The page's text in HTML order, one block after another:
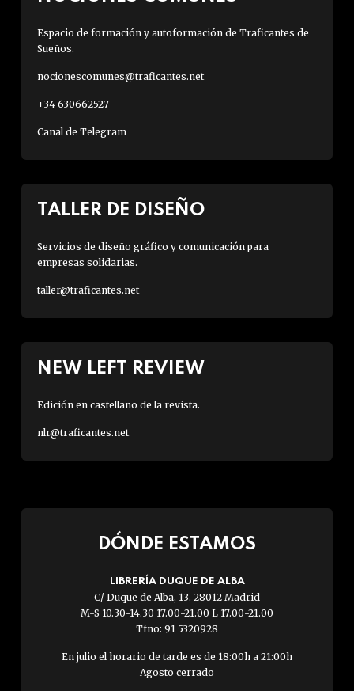
Espacio de formación y autoformación de Traficantes de
Sueños.
nocionescomunes@traficantes.net
+34 630662527
Canal de Telegram
TALLER DE DISEÑO
Servicios de diseño gráfico y comunicación para
empresas solidarias.
taller@traficantes.net
NEW LEFT REVIEW
Edición en castellano de la revista.
nlr@traficantes.net
DÓNDE ESTAMOS
LIBRERÍA DUQUE DE ALBA
C/ Duque de Alba, 13. 28012 Madrid
M-S 10.30-14.30 17.00-21.00 L 17.00-21.00
Tfno: 91 5320928
En julio el horario de tarde es de 18:00h a 21:00h
Agosto cerrado